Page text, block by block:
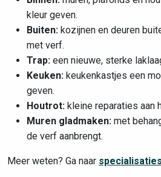
kleur geven.
Buiten: kozijnen en deuren
met verf.
Trap: een nieuwe, sterke
Keuken: keukenkastjes een
geven.
Houtrot: kleine reparaties aan
Muren gladmaken: met
de verf aanbrengt.
Meer weten? Ga naar